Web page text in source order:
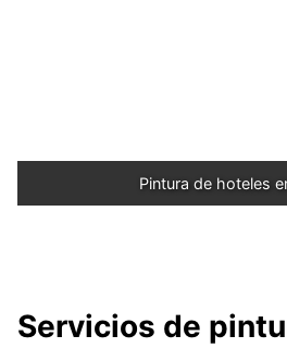
Pintura de hoteles
Servicios de